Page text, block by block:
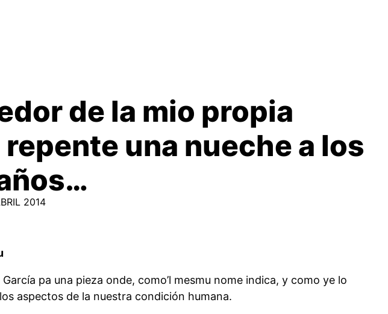
de la mio propia
una nueche a los
2014
pa una pieza onde, como’l mesmu nome indica, y como ye lo
aspectos de la nuestra condición humana.